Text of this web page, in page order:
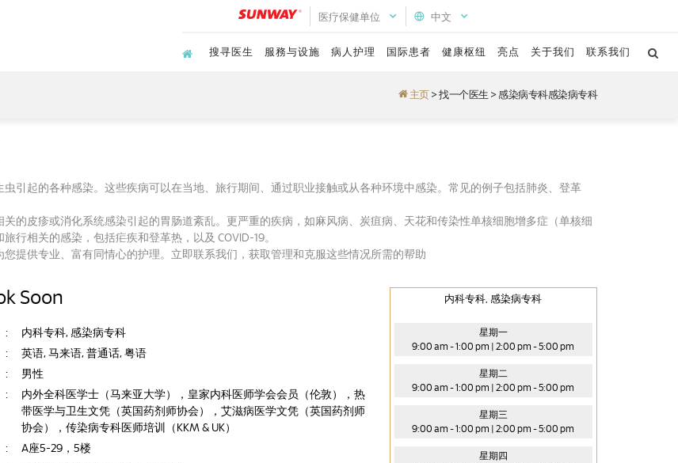
中文
医疗保健单位
搜寻医生 服務与设施 病人护理 国际患者 健康枢纽 亮点 关于我们 联系我们
主页 >找一个医生 >感染病专科感染病专科
引起的各种感染。这些疾病可以在当地、旅行期间、通过职业接触或从各种环境中感染。常见的例子包括肺炎、登革
的皮疹或消化系统感染引起的胃肠道紊乱。更严重的疾病，如麻风病、炭疽病、天花和传染性单核细胞增多症（单核细
行相关的感染，包括疟疾和登革热，以及 COVID-19。
提供专业、富有同情心的护理。立即联系我们，获取管理和克服这些情况所需的帮助
Soon
:
内科专科, 感染病专科
:
英语, 马来语, 普通话, 粤语
:
男性
:
内外全科医学士（马来亚大学），皇家内科医师学会会员（伦敦），热
带医学与卫生文凭（英国药剂师协会），艾滋病医学文凭（英国药剂师
协会），传染病专科医师培训（KKM & UK）
:
A座5-29，5楼
内科专科, 感染病专科
星期一
9:00 am - 1:00 pm | 2:00 pm - 5:00 pm
星期二
9:00 am - 1:00 pm | 2:00 pm - 5:00 pm
星期三
9:00 am - 1:00 pm | 2:00 pm - 5:00 pm
星期四